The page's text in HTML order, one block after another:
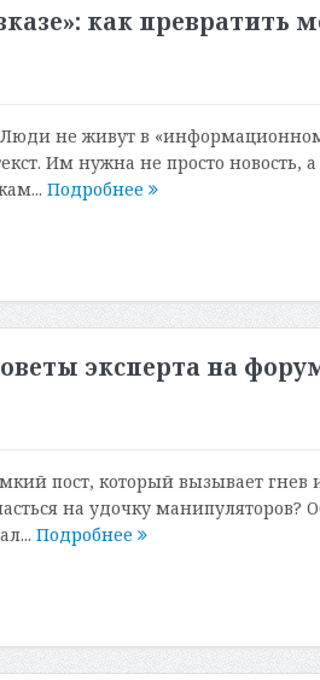
как превратить
не живут в
Им нужна не просто новость, а
Подробнее
эксперта на
пост, который вызывает гнев
на удочку манипуляторов?
Подробнее